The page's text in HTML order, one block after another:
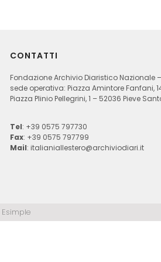
CONTATTI
Fondazione Archivio Diaristico Nazionale
sede operativa: Piazza Amintore Fanfani,
Piazza Plinio Pellegrini, 1 – 52036 Pieve
Tel: +39 0575 797730
Fax: +39 0575 797799
Mail: italianiallestero@archiviodiari.it
Esimple